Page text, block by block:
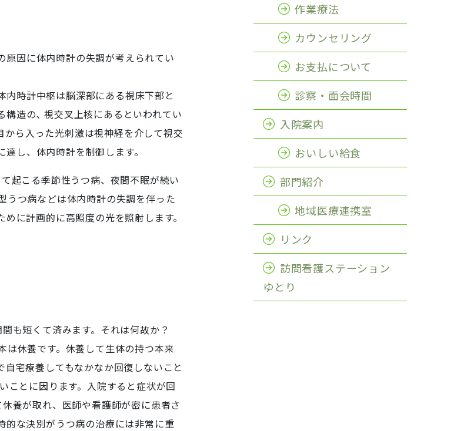
原因に体内時計の失調が考えられてい
内時計中枢は脳深部にある視床下部と
構造の､ 視交叉上核にあるといわれてい
から入った光刺激は視神経を介して視交
達し、体内時計を制御します。
起こる季節性うつ病、夜間不眠が続い
うつ病などは体内時計の失調を伴った
に計画的に高照度の光を照射します。
も短くて済みます。それは何故か？
は休養です。休養して生体の持つ本来
宅療養してもなかなか回復しないこと
ことに因ります。入院すると症状が回
養が取れ、医師や看護師が密に患者さ
的な決別がうつ病の治療には非常に重
作業療法
カウンセリング
お支払について
診察・面会時間
入院案内
おいしい給食
部門紹介
地域医療連携室
リンク
訪問看護ステーション
ゆとり